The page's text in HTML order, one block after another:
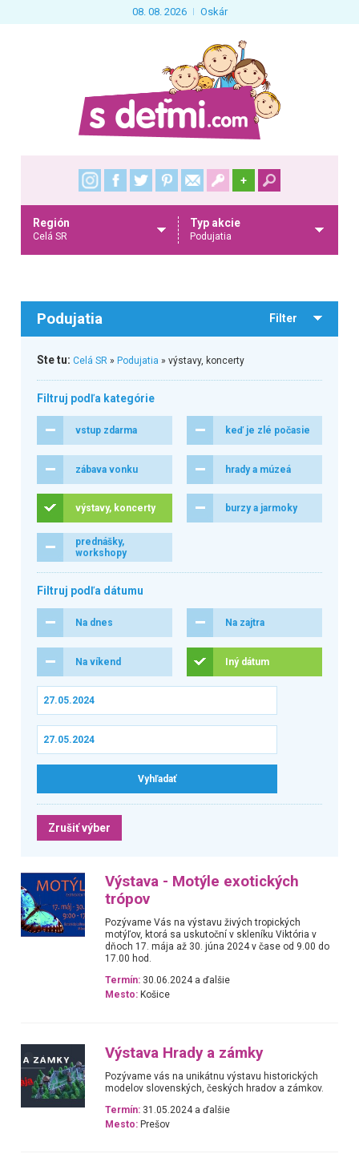
08. 08. 2026 Oskár
+
Región
Celá SR
Typ akcie
Podujatia
Podujatia Filter
Ste tu: Celá SR» Podujatia » výstavy, koncerty
Filtruj podľa kategórie
vstup zdarma keď je zlé počasie
zábava vonku hrady a múzeá
výstavy, koncerty burzy a jarmoky
prednášky,
workshopy
Filtruj podľa dátumu
Na dnes Na zajtra
Na víkend Iný dátum
Zrušiť výber
Výstava - Motýle exotických
trópov
Pozývame Vás na výstavu živých tropických
motýľov, ktorá sa uskutoční v skleníku Viktória v
dňoch 17. mája až 30. júna 2024 v čase od 9.00 do
17.00 hod.
Termín: 30.06.2024 a ďalšie
Mesto: Košice
Výstava Hrady a zámky
Pozývame vás na unikátnu výstavu historických
modelov slovenských, českých hradov a zámkov.
Termín: 31.05.2024 a ďalšie
Mesto: Prešov